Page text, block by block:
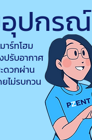
ปกรณ์
ร์ทโฮม
ปรับอากาศ
ดวกผ่าน
ยไม่รบกวน